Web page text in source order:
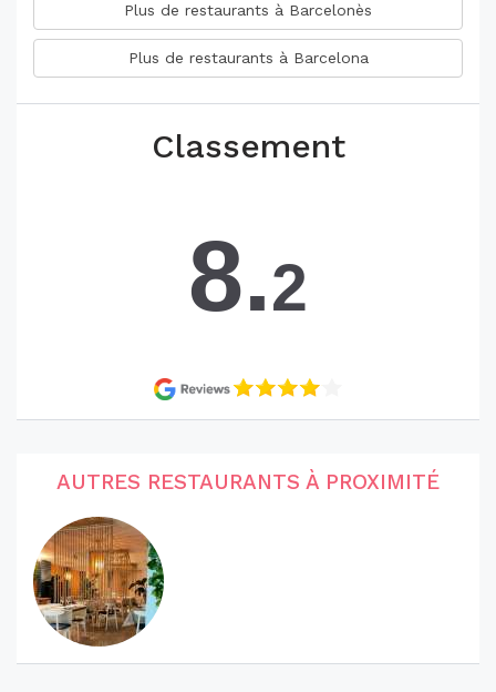
Plus de restaurants à Barcelonès
Plus de restaurants à Barcelona
Classement
8.2
AUTRES RESTAURANTS À PROXIMITÉ